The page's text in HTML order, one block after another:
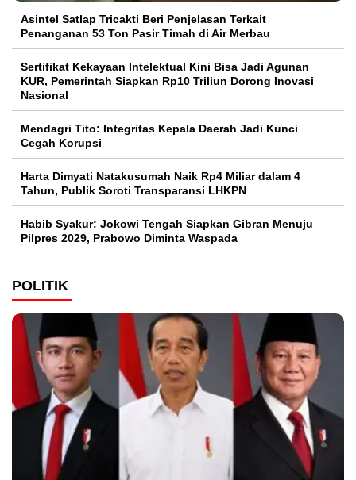
Asintel Satlap Tricakti Beri Penjelasan Terkait
Penanganan 53 Ton Pasir Timah di Air Merbau
Sertifikat Kekayaan Intelektual Kini Bisa Jadi Agunan
KUR, Pemerintah Siapkan Rp10 Triliun Dorong Inovasi
Nasional
Mendagri Tito: Integritas Kepala Daerah Jadi Kunci
Cegah Korupsi
Harta Dimyati Natakusumah Naik Rp4 Miliar dalam 4
Tahun, Publik Soroti Transparansi LHKPN
Habib Syakur: Jokowi Tengah Siapkan Gibran Menuju
Pilpres 2029, Prabowo Diminta Waspada
POLITIK